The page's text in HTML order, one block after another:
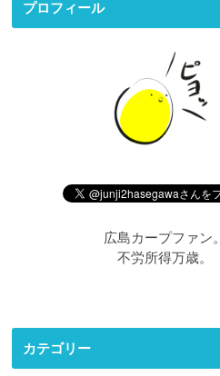
プロフィール
広島カープファン。
不労所得万歳。
カテゴリー